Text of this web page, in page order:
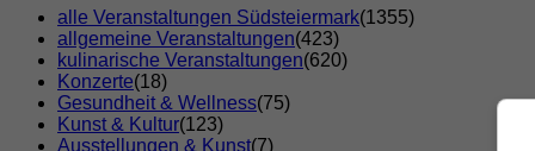
alle Veranstaltungen Südsteiermark(1355)
allgemeine Veranstaltungen(423)
kulinarische Veranstaltungen(620)
Konzerte(18)
Gesundheit & Wellness(75)
Kunst & Kultur(123)
Ausstellungen & Kunst(7)